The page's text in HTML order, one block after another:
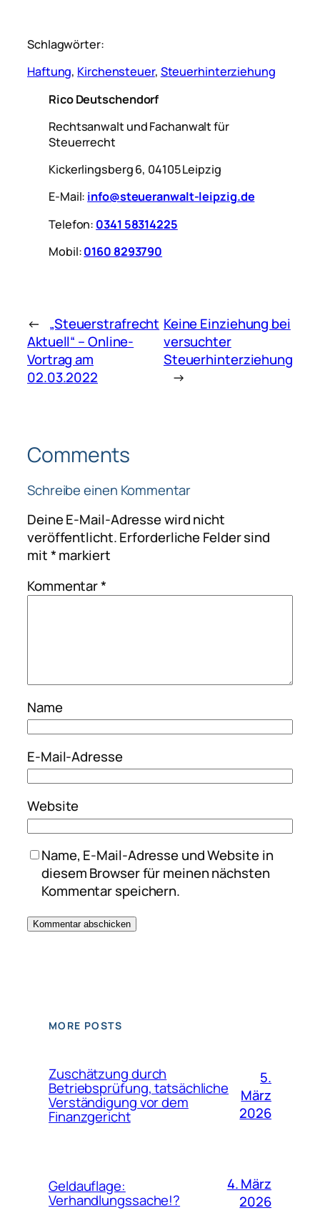
Schlagwörter:
Haftung, Kirchensteuer, Steuerhinterziehung
Rico Deutschendorf
Rechtsanwalt und Fachanwalt für
Steuerrecht
Kickerlingsberg 6, 04105 Leipzig
E-Mail: info@steueranwalt-leipzig.de
Telefon: 0341 58314225
Mobil:0160 8293790
←
„Steuerstrafrecht
Aktuell“ – Online-
Vortrag am
02.03.2022
Keine Einziehung bei
versuchter
Steuerhinterziehung
→
Comments
Schreibe einen Kommentar
Deine E-Mail-Adresse wird nicht
veröffentlicht.Erforderliche Felder sind
mit*markiert
Kommentar*
Name
E-Mail-Adresse
Website
Name, E-Mail-Adresse und Website in
diesem Browser für meinen nächsten
Kommentar speichern.
MORE POSTS
Zuschätzung durch
Betriebsprüfung, tatsächliche
Verständigung vor dem
Finanzgericht
5.
März
2026
Geldauflage:
Verhandlungssache!?
4. März
2026